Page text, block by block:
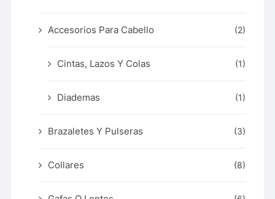
Accesorios Para Cabello (2)
Cintas, Lazos Y Colas (1)
Diademas (1)
Brazaletes Y Pulseras (3)
Collares (8)